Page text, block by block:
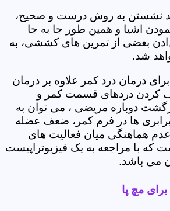
نشستن به روش درست و صحیح،
اشیا و همین طور جا به جا
بعضی از تمرین های کششی، به
شد.
برای درمان درد کمر علاوه بر درمان
کردن دردهای قسمت کمر و
دوباره مریضی ، می توان به
ها در فرم کمر، ضعف عضله
هماهنگی میان فعالیت های
که با مراجعه به یک فیزیوتراپیست
می باشد.
مچ پا